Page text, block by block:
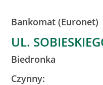
Bankomat (Euronet)
UL.
Biedronka
Czynny: